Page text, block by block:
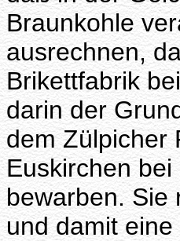
Braunkohle
ausrechnen,
Brikettfabrik
darin der
dem Zülpicher
Euskirchen
bewarben. Sie
und damit